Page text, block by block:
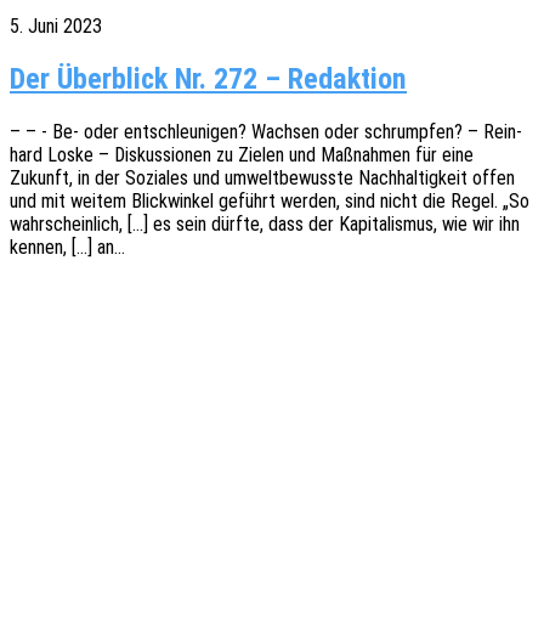
5. Juni 2023
Der Überblick Nr. 272 – Redaktion
– – - Be- oder entschleu­ni­gen? Wach­sen oder schrump­fen? – Rein­
hard Loske – Diskus­sio­nen zu Zielen und Maßnah­men für eine
Zukunft, in der Sozia­les und umwelt­be­wuss­te Nach­hal­tig­keit offen
und mit weitem Blick­win­kel geführt werden, sind nicht die Regel. „So
wahr­schein­lich, […] es sein dürfte, dass der Kapi­ta­lis­mus, wie wir ihn
kennen, […] an…